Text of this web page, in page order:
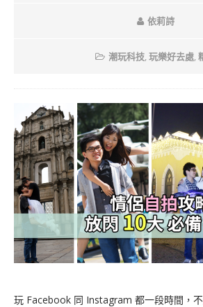
依莉詩
潮玩科技,玩樂好去處,
玩 Facebook 同 Instagram 都一段時間，